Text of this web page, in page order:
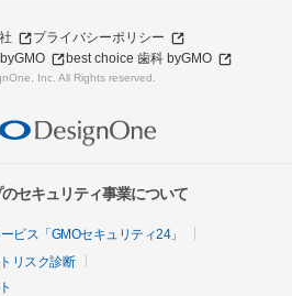
プライバシーポリシー
best choice 歯科 byGMO
Inc. All Rights reserved.
セキュリティ事業について
ビス「GMOセキュリティ24」
リスク診断